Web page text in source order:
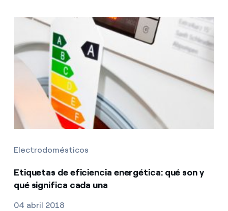
Electrodomésticos
Etiquetas de eficiencia energética: qué son y
qué significa cada una
04 abril 2018